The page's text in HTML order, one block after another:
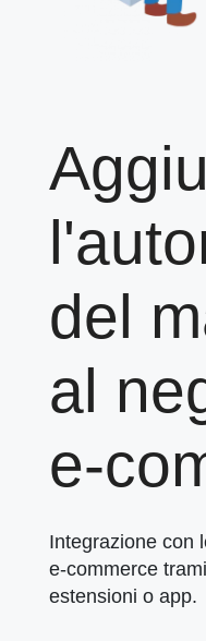
del
al
e-
Integrazione con
e-commerce
estensioni o app.